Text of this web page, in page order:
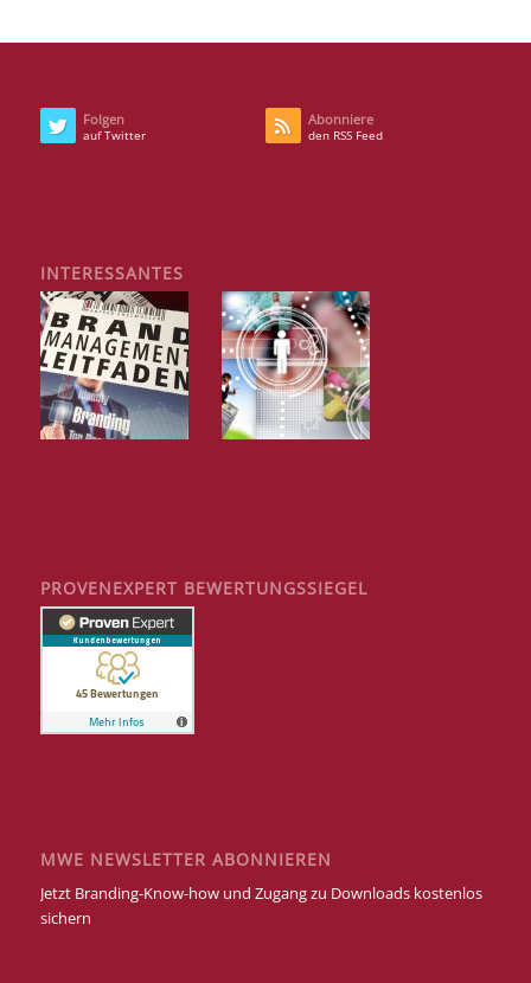
Folgen
auf Twitter
Abonniere
den RSS Feed
INTERESSANTES
PROVENEXPERT BEWERTUNGSSIEGEL
MWE NEWSLETTER ABONNIEREN
Jetzt Branding-Know-how und Zugang zu Downloads kostenlos
sichern